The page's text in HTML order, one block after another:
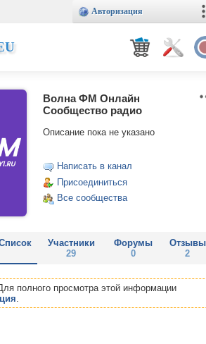
Авторизация
Волна ФМ Онлайн
Сообщество радио
Описание пока не указано
Написать в канал
Присоединиться
Все сообщества
Участники
29
Форумы
0
Отзывы
2
полного просмотра этой информации
.